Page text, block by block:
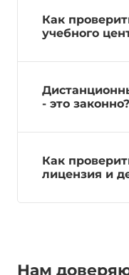
Как
учебного
- это законно?
Как
лицензия и
Нам